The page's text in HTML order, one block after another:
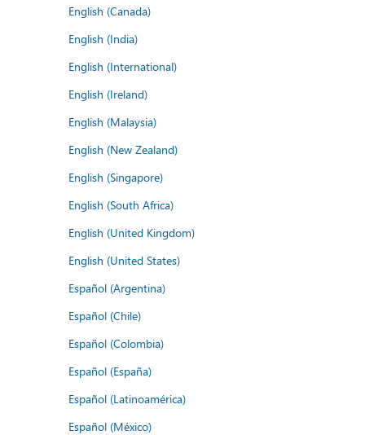
English (Canada)
English (India)
English (International)
English (Ireland)
English (Malaysia)
English (New Zealand)
English (Singapore)
English (South Africa)
English (United Kingdom)
English (United States)
Español (Argentina)
Español (Chile)
Español (Colombia)
Español (España)
Español (Latinoamérica)
Español (México)